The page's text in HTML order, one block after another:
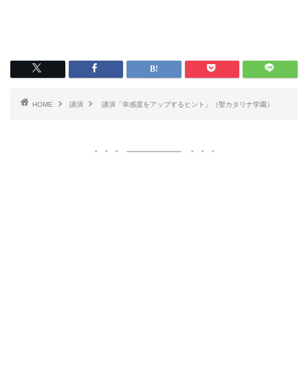
HOME 講演 講演「幸感度をアップするヒント」（聖カタリナ学園）